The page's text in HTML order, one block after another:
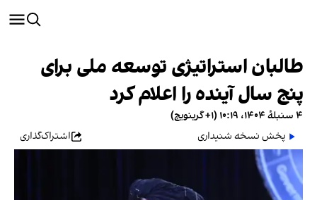
طالبان استراتیژی توسعه ملی برای
پنج سال آینده را اعلام کرد
۴ سنبلهٔ ۱۴۰۴، ۱۰:۱۹ (‎+۱ گرینویچ)
پخش نسخه شنیداری
اشتراک‌گذاری